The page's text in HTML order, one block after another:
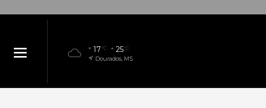
17°C 25°C
Dourados, MS